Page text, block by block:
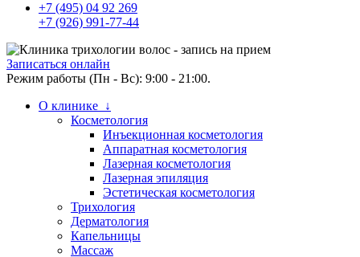
+7 (495) 04 92 269
+7 (926) 991-77-44
Записаться онлайн
Режим работы (Пн - Вс): 9:00 - 21:00.
О клинике ↓
Косметология
Инъекционная косметология
Аппаратная косметология
Лазерная косметология
Лазерная эпиляция
Эстетическая косметология
Трихология
Дерматология
Капельницы
Массаж